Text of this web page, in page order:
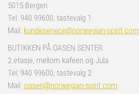
5015 Bergen
Tel: 940 99600, tastevalg 1
Mail: kundeservice@norwegian-spirit.com
BUTIKKEN PÅ OASEN SENTER
2.etasje, mellom kafeen og Jula
Tel: 940 99600, tastevalg 2
Mail: oasen@norwegian-spirit.com